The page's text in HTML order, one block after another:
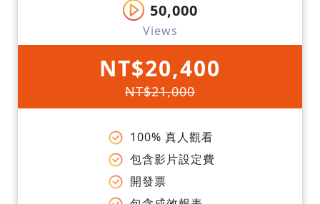
50,000
Views
NT$20,400
NT$21,000
100% 真人觀看
包含影片設定費
開發票